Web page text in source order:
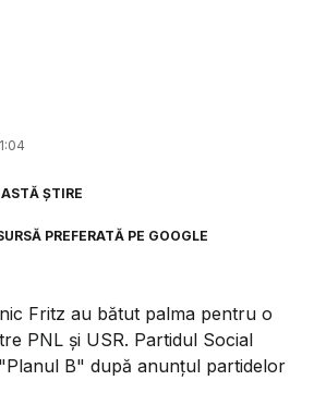
ȘTIRE
PREFERATĂ PE GOOGLE
Fritz au bătut palma pentru o
PNL și USR. Partidul Social
B" după anunțul partidelor